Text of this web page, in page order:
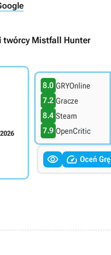
twórcy Mistfall Hunter
8.0 GRYOnline
7.2 Gracze
8.4 Steam
7.9 OpenCritic
  Oceń Grę